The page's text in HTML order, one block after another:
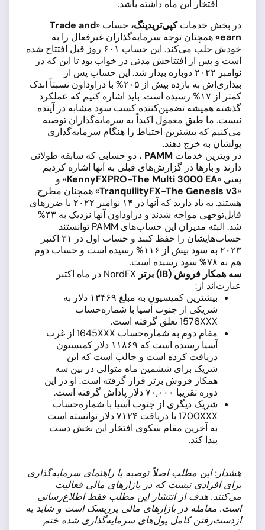
افتخار این ماه داشته باشد.
در بخش خدماتکپی‌تریدینگ، حساب «Trade and
earn
»همچنان توجه سرمایه‌گذاران غیرفعال را به
خودش جلب می‌کند. این حساب ۶۰۱ روز قبل افتتاح شده
است و پس از افتتاحش مدتی در خواب بود تا این که در
نوامبر ۲۰۲۲ دوباره بیدار شد. این حساب پس از
بیداری‌اش به بازده بیش از ۲۰۵% با دراوداون نسبتاً اندک
کمتر از ۱۷% رسیده است. باید اشاره کنیم که عملکرد
گذشته همیشه تضمین‌کننده کسب سود مشابه در آینده
نیست. ما طبق معمول اکیداً به سرمایه‌گذاران توصیه
می‌کنیم که بیشترین احتیاط را هنگام سرمایه‌گذاری
پولشان به خرج دهند.
در ویترین خدمات PAMM ، دو حسابی که سابقه طولانی
دارند و بارها در گزارش‌های قبلی به آنها اشاره کردیم
یعنی «KennyFXPRO-The Multi 3000 EA» و
«
TranquilityFX-The Genesis v3» همچنان مطرح
هستند. به یاد دارید که آنها در ۱۴ نوامبر ۲۰۲۲ با ضررهای
قابل‌توجهی مواجه شدند و دراوداون آنها نزدیک به ۴۳%
شد. البته مدیران این حساب‌های PAMM توانستند
حساب‌هایشان را حفظ کنند و حساب اول در ۳۱ اکتبر
۲۰۲۳ به سود بیش از ۱۱۶% رسیده است و حساب دوم
هم به ۷۸% سود رسیده است.
سه همکار فروش (IB) برتر
NordFX در ماه اکتبر
عبارت‌اند از:
بیشترین کمیسیون به مبلغ ۱۳۴۶۹ دلار به
شریکی از جنوب آسیا با شماره‌حساب
1576XXX تعلق گرفته است.
مقام دوم به شماره‌حساب 1645XXX از غرب
آسیا رسیده است که ۱۱۸۶۹ دلار کمیسیون
دریافت کرده است و جالب است که این
شریک برای ششمین ماه متوالی در بین سه
همکار فروش برتر قرار گرفته است. او در این
دوره تقریبا ۷۰,۰۰۰ دلار پاداش گرفته است.
شریک دیگری از جنوب آسیا با شماره‌حساب
1700XXX با دریافت ۷۱۲۴ دلار توانسته است
به آخرین مقام سکوی افتخار این بخش دست
پیدا کند.
هشدار: این مطلب اصلاً توصیه یا راهنمای سرمایه‌گذاری
برای افرادی نیست که در بازارهای مالی فعالیت
می‌کنند. هدف از انتشار این مطلب فقط اطلاع‌رسانی
است. معامله در بازارهای مالی پرریسک است و شاید به
ازدست‌رفتن کامل پول‌های سرمایه‌گذاری شده ختم